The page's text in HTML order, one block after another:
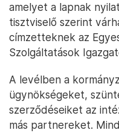
amelyet a lapnak
tisztviselő szerint
címzetteknek az
Szolgáltatások
A levélben a
ügynökségeket,
szerződéseiket az
más partnereket.